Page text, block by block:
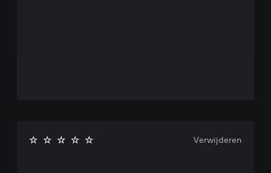
Verwijderen